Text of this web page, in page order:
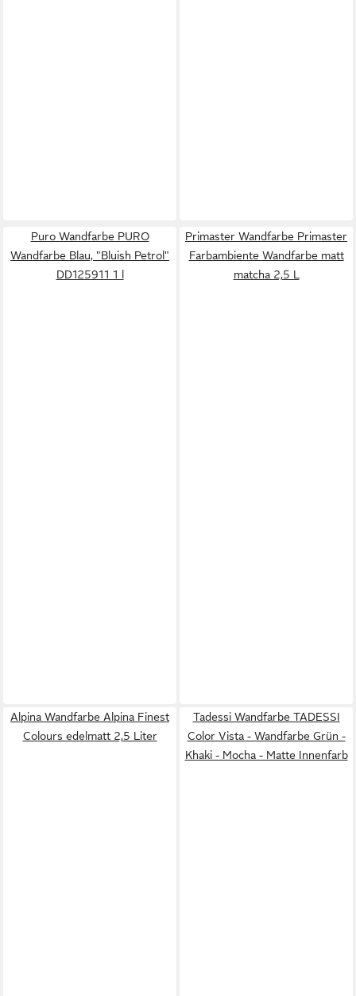
Puro Wandfarbe PURO
Wandfarbe Blau, "Bluish Petrol"
DD125911 1 l
Primaster Wandfarbe Primaster
Farbambiente Wandfarbe matt
matcha 2,5 L
Alpina Wandfarbe Alpina Finest
Colours edelmatt 2,5 Liter
Tadessi Wandfarbe TADESSI
Color Vista - Wandfarbe Grün -
Khaki - Mocha - Matte Innenfarb